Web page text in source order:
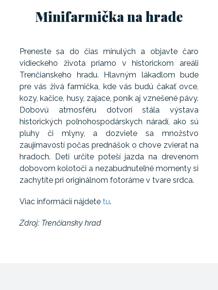
Minifarmička na hrade
Preneste sa do čias minulých a objavte čaro
vidieckeho života priamo v historickom areáli
Trenčianskeho hradu. Hlavným lákadlom bude
pre vás živá farmička, kde vás budú čakať ovce,
kozy, kačice, husy, zajace, poník aj vznešené pávy.
Dobovú atmosféru dotvorí stála výstava
historických poľnohospodárskych náradí, ako sú
pluhy či mlyny, a dozviete sa množstvo
zaujímavostí počas prednášok o chove zvierat na
hradoch. Deti určite poteší jazda na drevenom
dobovom kolotoči a nezabudnuteľné momenty si
zachytíte pri originálnom fotoráme v tvare srdca.
Viac informácií nájdete tu.
Zdroj: Trenčiansky hrad